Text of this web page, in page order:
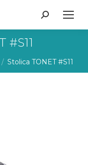
Search:
#S11
Stolica TONET #S11